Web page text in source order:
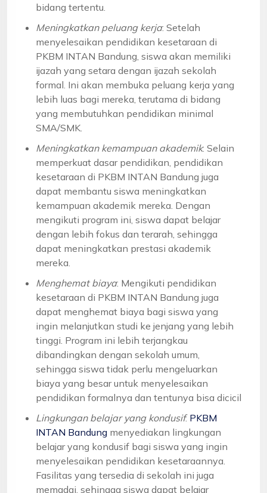
bidang tertentu.
Meningkatkan peluang kerja: Setelah
menyelesaikan pendidikan kesetaraan di
PKBM INTAN Bandung, siswa akan memiliki
ijazah yang setara dengan ijazah sekolah
formal. Ini akan membuka peluang kerja yang
lebih luas bagi mereka, terutama di bidang
yang membutuhkan pendidikan minimal
SMA/SMK.
Meningkatkan kemampuan akademik: Selain
memperkuat dasar pendidikan, pendidikan
kesetaraan di PKBM INTAN Bandung juga
dapat membantu siswa meningkatkan
kemampuan akademik mereka. Dengan
mengikuti program ini, siswa dapat belajar
dengan lebih fokus dan terarah, sehingga
dapat meningkatkan prestasi akademik
mereka.
Menghemat biaya: Mengikuti pendidikan
kesetaraan di PKBM INTAN Bandung juga
dapat menghemat biaya bagi siswa yang
ingin melanjutkan studi ke jenjang yang lebih
tinggi. Program ini lebih terjangkau
dibandingkan dengan sekolah umum,
sehingga siswa tidak perlu mengeluarkan
biaya yang besar untuk menyelesaikan
pendidikan formalnya dan tentunya bisa dicicil
Lingkungan belajar yang kondusif: PKBM
INTAN Bandung menyediakan lingkungan
belajar yang kondusif bagi siswa yang ingin
menyelesaikan pendidikan kesetaraannya.
Fasilitas yang tersedia di sekolah ini juga
memadai, sehingga siswa dapat belajar